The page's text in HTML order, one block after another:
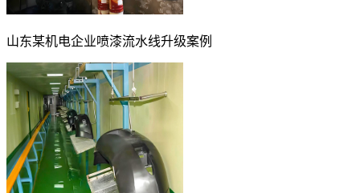
山东某机电企业喷漆流水线升级案例